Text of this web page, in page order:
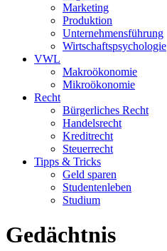
Marketing
Produktion
Unternehmensführung
Wirtschaftspsychologie
VWL
Makroökonomie
Mikroökonomie
Recht
Bürgerliches Recht
Handelsrecht
Kreditrecht
Steuerrecht
Tipps & Tricks
Geld sparen
Studentenleben
Studium
Gedächtnis